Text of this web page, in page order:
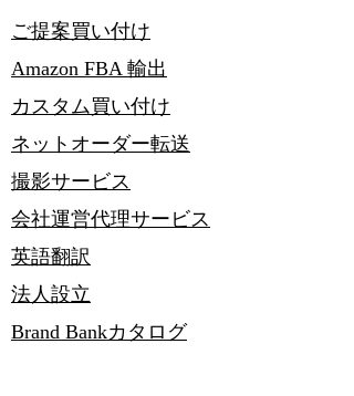
ご提案買い付け
​Amazon FBA 輸出
​カスタム買い付け
ネットオーダー​転送
撮影サービス
会社運営代理サービス
​英語翻訳
法人設立
Brand Bankカタログ